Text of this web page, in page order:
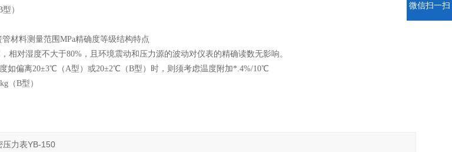
）
管材料测量范围MPa精确度等级结构特点
对湿度不大于80%，且环境震动和压力源的波动对仪表的精确读数无影响。
偏离20±3℃（A型）或20±2℃（B型）时，则须考虑温度附加*.4%/10℃
B型）
微信扫一扫